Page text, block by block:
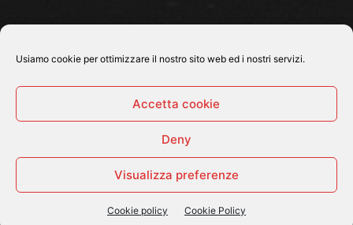
Usiamo cookie per ottimizzare il nostro sito web ed i nostri servizi.
Accetta cookie
Deny
Visualizza preferenze
Cookie policy Cookie Policy
SEGUICI SU
© 2026 Tutti i diritti riservati - Italia Notizie .online |
Cronaca Economia
Cultura e Spettacoli ItaliaNotizie Tv